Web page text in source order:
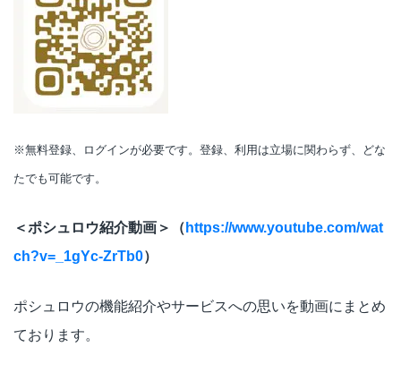
※無料登録、ログインが必要です。登録、利用は立場に関わらず、どな
たでも可能です。
＜ポシュロウ紹介動画＞（ https://www.youtube.com/wat
ch?v=_1gYc-ZrTb0）
ポシュロウの機能紹介やサービスへの思いを動画にまとめ
ております。